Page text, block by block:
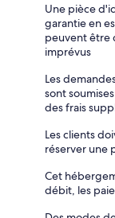
Une pièce
garantie en
peuvent être
imprévus
Les
sont
des frais
Les clients
réserver une
Cet
débit, les